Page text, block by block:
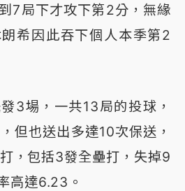
7局下才攻下第2分，無緣
希因此吞下個人本季第2
3場，一共13局的投球，
但也送出多達10次保送，
，包括3發全壘打，失掉9
高達6.23。